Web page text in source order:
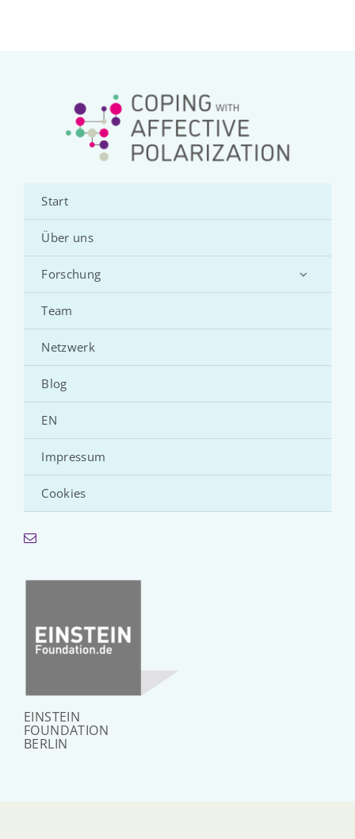
Start
Über uns
Forschung
Team
Netzwerk
Blog
EN
Impressum
Cookies
EINSTEIN
FOUNDATION
BERLIN